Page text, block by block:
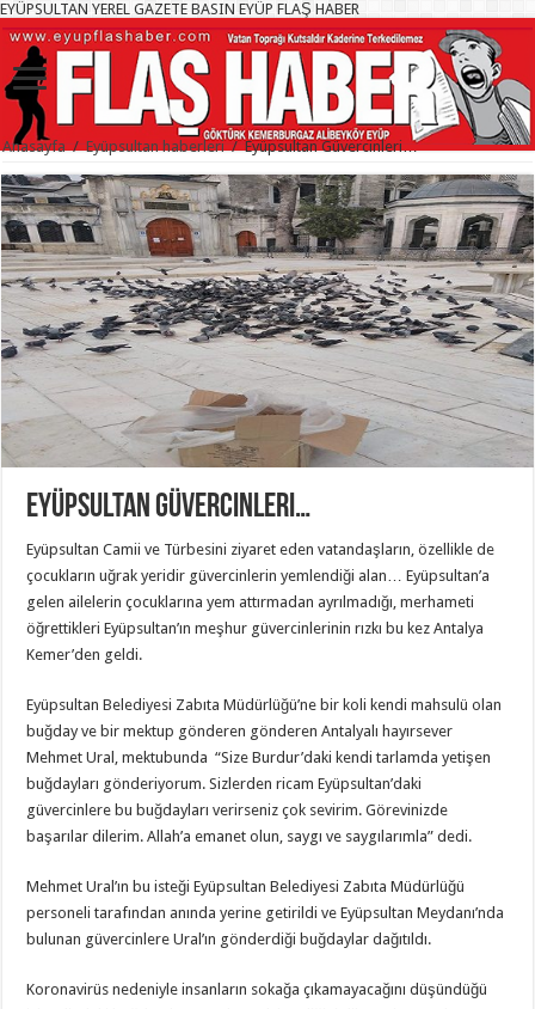
EYÜPSULTAN YEREL GAZETE BASIN EYÜP FLAŞ HABER
Anasayfa / Eyüpsultan haberleri / Eyüpsultan Güvercinleri…
Eyüpsultan Güvercinleri…
Eyüpsultan Camii ve Türbesini ziyaret eden vatandaşların, özellikle de
çocukların uğrak yeridir güvercinlerin yemlendiği alan… Eyüpsultan’a
gelen ailelerin çocuklarına yem attırmadan ayrılmadığı, merhameti
öğrettikleri Eyüpsultan’ın meşhur güvercinlerinin rızkı bu kez Antalya
Kemer’den geldi.
Eyüpsultan Belediyesi Zabıta Müdürlüğü’ne bir koli kendi mahsulü olan
buğday ve bir mektup gönderen gönderen Antalyalı hayırsever
Mehmet Ural, mektubunda “Size Burdur’daki kendi tarlamda yetişen
buğdayları gönderiyorum. Sizlerden ricam Eyüpsultan’daki
güvercinlere bu buğdayları verirseniz çok sevirim. Görevinizde
başarılar dilerim. Allah’a emanet olun, saygı ve saygılarımla” dedi.
Mehmet Ural’ın bu isteği Eyüpsultan Belediyesi Zabıta Müdürlüğü
personeli tarafından anında yerine getirildi ve Eyüpsultan Meydanı’nda
bulunan güvercinlere Ural’ın gönderdiği buğdaylar dağıtıldı.
Koronavirüs nedeniyle insanların sokağa çıkamayacağını düşündüğü